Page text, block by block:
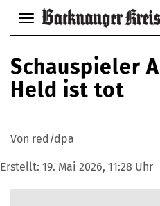
Navigation
anzeigen
verbergen
Schauspieler
Held ist tot
Von red/dpa
Erstellt: 19. Mai 2026, 11:28 Uhr